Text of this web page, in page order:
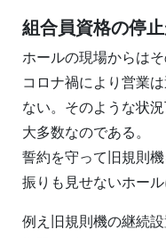
組合員資格の停
ホールの現場からは
コロナ禍により営業
ない。そのような状
大多数なのである。
誓約を守って旧規則
振りも見せないホー
例え旧規則機の継続